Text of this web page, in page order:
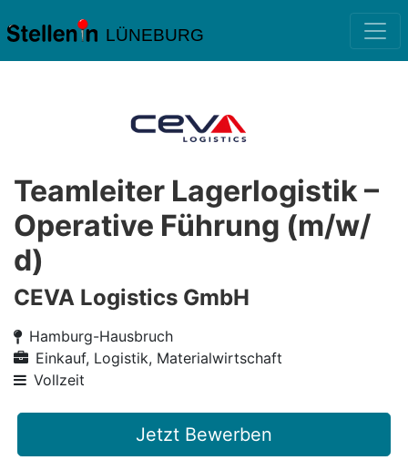
LÜNEBURG
Teamleiter Lagerlogistik –
Operative Führung (m/w/
d)
CEVA Logistics GmbH
Hamburg-Hausbruch
Einkauf, Logistik, Materialwirtschaft
Vollzeit
Jetzt Bewerben